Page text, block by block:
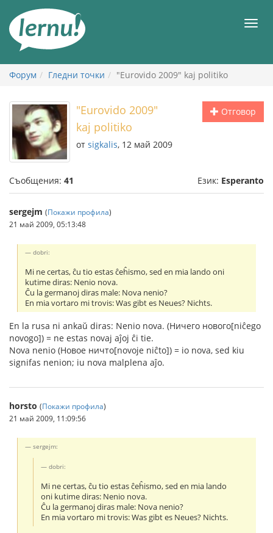
съдържанието
Форум Гледни точки "Eurovido 2009" kaj politiko
Отговор
"Eurovido 2009"
kaj politiko
от sigkalis, 12 май 2009
Съобщения: 41 Език: Esperanto
sergejm (Покажи профила)
21 май 2009, 05:13:48
dobri:
Mi ne certas, ĉu tio estas ĉeĥismo, sed en mia lando oni
kutime diras: Nenio nova.
Ĉu la germanoj diras male: Nova nenio?
En mia vortaro mi trovis: Was gibt es Neues? Nichts.
En la rusa ni ankaŭ diras: Nenio nova. (Ничего нового[niĉego
novogo]) = ne estas novaj aĵoj ĉi tie.
Nova nenio (Новое ничто[novoje niĉto]) = io nova, sed kiu
signifas nenion; iu nova malplena aĵo.
horsto (Покажи профила)
21 май 2009, 11:09:56
sergejm:
dobri:
Mi ne certas, ĉu tio estas ĉeĥismo, sed en mia lando
oni kutime diras: Nenio nova.
Ĉu la germanoj diras male: Nova nenio?
En mia vortaro mi trovis: Was gibt es Neues? Nichts.